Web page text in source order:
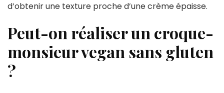
d’obtenir une texture proche d’une crème épaisse.
Peut-on réaliser un croque-
monsieur vegan sans gluten
?